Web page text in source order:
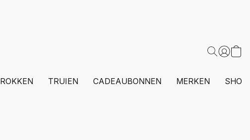
ROKKEN TRUIEN CADEAUBONNEN MERKEN SHOP